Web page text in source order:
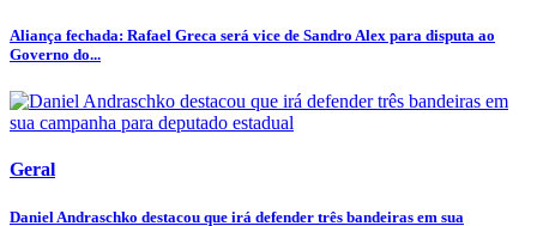
Aliança fechada: Rafael Greca será vice de Sandro Alex para disputa ao
Governo do...
Geral
Daniel Andraschko destacou que irá defender três bandeiras em sua